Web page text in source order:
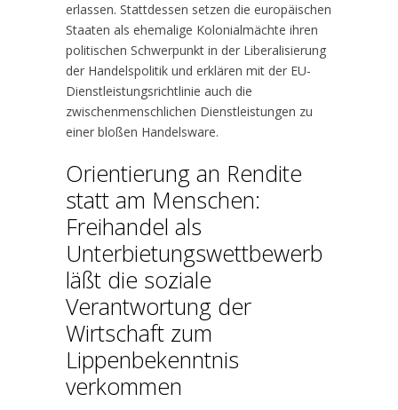
erlassen. Stattdessen setzen die europäischen
Staaten als ehemalige Kolonialmächte ihren
politischen Schwerpunkt in der Liberalisierung
der Handelspolitik und erklären mit der EU-
Dienstleistungsrichtlinie auch die
zwischenmenschlichen Dienstleistungen zu
einer bloßen Handelsware.
Orientierung an Rendite
statt am Menschen:
Freihandel als
Unterbietungswettbewerb
läßt die soziale
Verantwortung der
Wirtschaft zum
Lippenbekenntnis
verkommen